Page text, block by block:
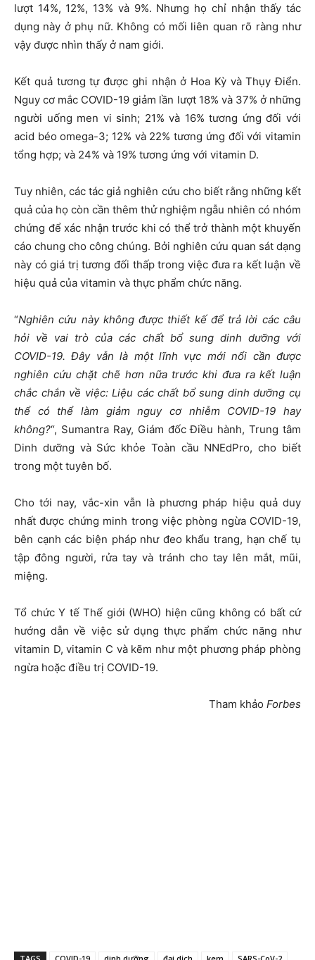
lượt 14%, 12%, 13% và 9%. Nhưng họ chỉ nhận thấy tác
dụng này ở phụ nữ. Không có mối liên quan rõ ràng như
vậy được nhìn thấy ở nam giới.
Kết quả tương tự được ghi nhận ở Hoa Kỳ và Thụy Điển.
Nguy cơ mắc COVID-19 giảm lần lượt 18% và 37% ở những
người uống men vi sinh; 21% và 16% tương ứng đối với
acid béo omega-3; 12% và 22% tương ứng đối với vitamin
tổng hợp; và 24% và 19% tương ứng với vitamin D.
Tuy nhiên, các tác giả nghiên cứu cho biết rằng những kết
quả của họ còn cần thêm thử nghiệm ngẫu nhiên có nhóm
chứng để xác nhận trước khi có thể trở thành một khuyến
cáo chung cho công chúng. Bởi nghiên cứu quan sát dạng
này có giá trị tương đối thấp trong việc đưa ra kết luận về
hiệu quả của vitamin và thực phẩm chức năng.
“Nghiên cứu này không được thiết kế để trả lời các câu
hỏi về vai trò của các chất bổ sung dinh dưỡng với
COVID-19. Đây vẫn là một lĩnh vực mới nổi cần được
nghiên cứu chặt chẽ hơn nữa trước khi đưa ra kết luận
chắc chắn về việc: Liệu các chất bổ sung dinh dưỡng cụ
thể có thể làm giảm nguy cơ nhiễm COVID-19 hay
không?“, Sumantra Ray, Giám đốc Điều hành, Trung tâm
Dinh dưỡng và Sức khỏe Toàn cầu NNEdPro, cho biết
trong một tuyên bố.
Cho tới nay, vắc-xin vẫn là phương pháp hiệu quả duy
nhất được chứng minh trong việc phòng ngừa COVID-19,
bên cạnh các biện pháp như đeo khẩu trang, hạn chế tụ
tập đông người, rửa tay và tránh cho tay lên mắt, mũi,
miệng.
Tổ chức Y tế Thế giới (WHO) hiện cũng không có bất cứ
hướng dẫn về việc sử dụng thực phẩm chức năng như
vitamin D, vitamin C và kẽm như một phương pháp phòng
ngừa hoặc điều trị COVID-19.
Tham khảo Forbes